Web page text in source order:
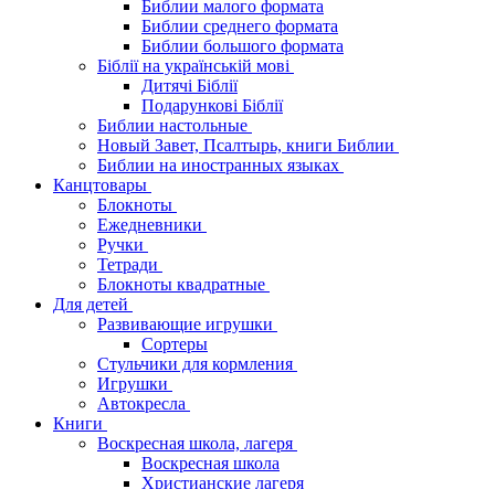
Библии малого формата
Библии среднего формата
Библии большого формата
Біблії на українській мові
Дитячі Біблії
Подарункові Біблії
Библии настольные
Новый Завет, Псалтырь, книги Библии
Библии на иностранных языках
Канцтовары
Блокноты
Ежедневники
Ручки
Тетради
Блокноты квадратные
Для детей
Развивающие игрушки
Сортеры
Стульчики для кормления
Игрушки
Автокресла
Книги
Воскресная школа, лагеря
Воскресная школа
Христианские лагеря